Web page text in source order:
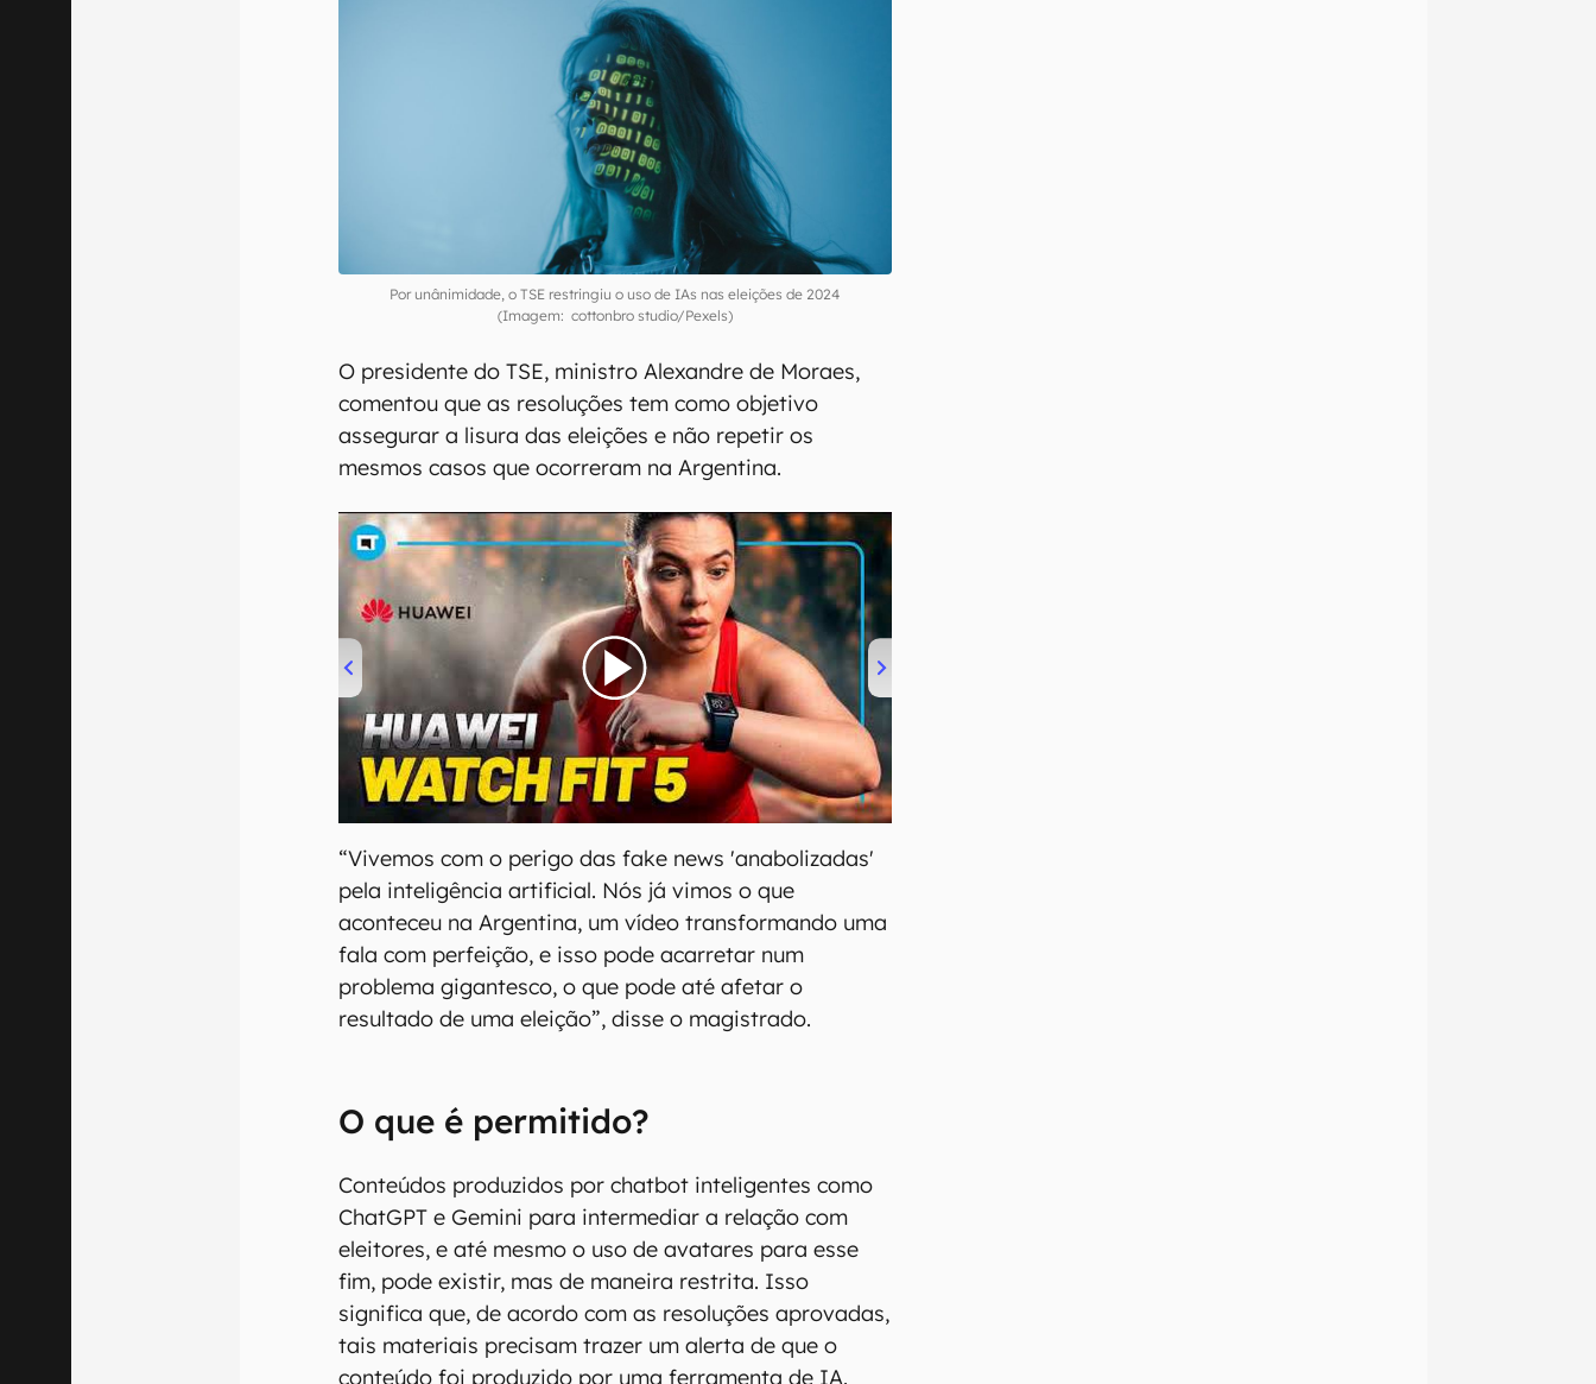
Por unânimidade, o TSE restringiu o uso de IAs nas eleições de 2024
(Imagem: cottonbro studio/Pexels)
O presidente do TSE, ministro Alexandre de Moraes,
comentou que as resoluções tem como objetivo
assegurar a lisura das eleições e não repetir os
mesmos casos que ocorreram na Argentina.
00:00/04:51
“Vivemos com o perigo das fake news 'anabolizadas'
pela inteligência artificial. Nós já vimos o que
aconteceu na Argentina, um vídeo transformando uma
fala com perfeição, e isso pode acarretar num
problema gigantesco, o que pode até afetar o
resultado de uma eleição”, disse o magistrado.
O que é permitido?
Conteúdos produzidos por chatbot inteligentes como
ChatGPT e Gemini para intermediar a relação com
eleitores, e até mesmo o uso de avatares para esse
fim, pode existir, mas de maneira restrita. Isso
significa que, de acordo com as resoluções aprovadas,
tais materiais precisam trazer um alerta de que o
conteúdo foi produzido por uma ferramenta de IA.